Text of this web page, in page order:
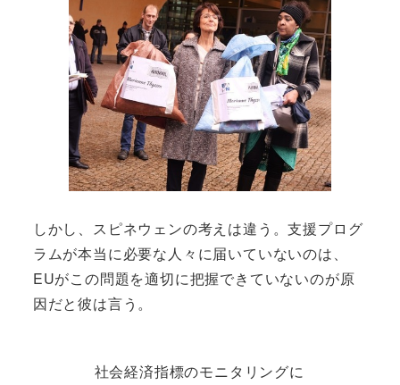
しかし、スピネウェンの考えは違う。支援プログ
ラムが本当に必要な人々に届いていないのは、
EUがこの問題を適切に把握できていないのが原
因だと彼は言う。
社会経済指標のモニタリングに